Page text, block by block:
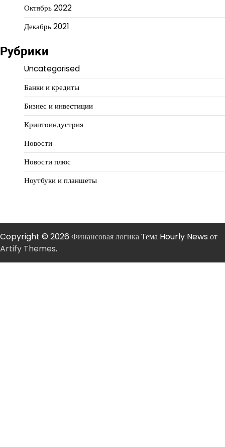
Октябрь 2022
Декабрь 2021
Рубрики
Uncategorised
Банки и кредиты
Бизнес и инвестиции
Криптоиндустрия
Новости
Новости плюс
Ноутбуки и планшеты
Copyright © 2026 Финансовая логикаТема Hourly News от
Artify Themes.